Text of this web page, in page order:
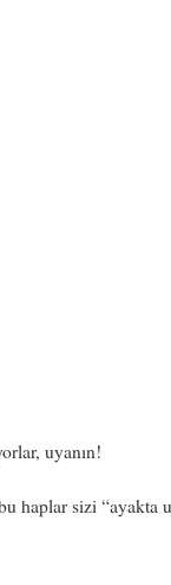
uyanın!
haplar sizi “ayakta